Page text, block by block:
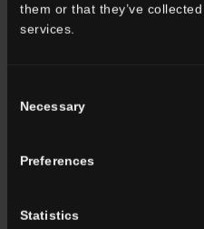
them or that they’ve
services.
Selection
Necessary
Preferences
Statistics